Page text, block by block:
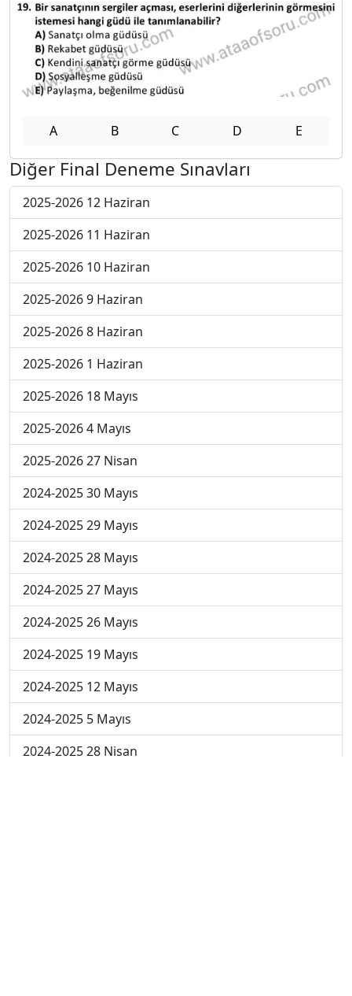
A B C D E
Diğer Final Deneme Sınavları
2025-2026 12 Haziran
2025-2026 11 Haziran
2025-2026 10 Haziran
2025-2026 9 Haziran
2025-2026 8 Haziran
2025-2026 1 Haziran
2025-2026 18 Mayıs
2025-2026 4 Mayıs
2025-2026 27 Nisan
2024-2025 30 Mayıs
2024-2025 29 Mayıs
2024-2025 28 Mayıs
2024-2025 27 Mayıs
2024-2025 26 Mayıs
2024-2025 19 Mayıs
2024-2025 12 Mayıs
2024-2025 5 Mayıs
2024-2025 28 Nisan